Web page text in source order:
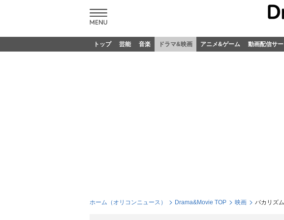
トップ 芸能 音楽 ドラマ&映画 アニメ&ゲーム 動画配信サ
ホーム（オリコンニュース） Drama&Movie TOP 映画 バカリズ